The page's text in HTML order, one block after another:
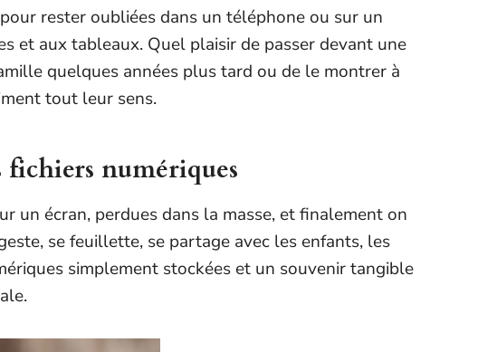
rester oubliées dans un téléphone ou sur un
et aux tableaux. Quel plaisir de passer devant une
quelques années plus tard ou de le montrer à
tout leur sens.
fichiers numériques
un écran, perdues dans la masse, et finalement on
se feuillette, se partage avec les enfants, les
simplement stockées et un souvenir tangible